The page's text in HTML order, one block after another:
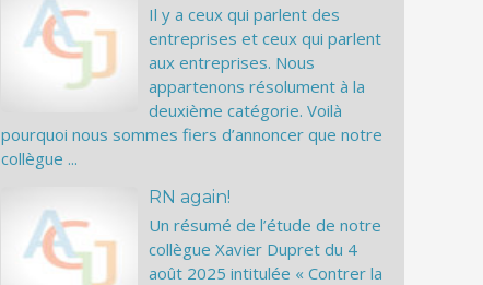
Il y a ceux qui parlent des
entreprises et ceux qui parlent
aux entreprises. Nous
appartenons résolument à la
deuxième catégorie. Voilà
pourquoi nous sommes fiers d’annoncer que notre
collègue ...
RN again!
Un résumé de l’étude de notre
collègue Xavier Dupret du 4
août 2025 intitulée « Contrer la